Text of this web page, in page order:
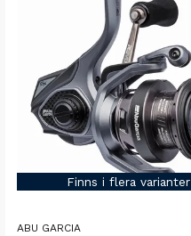
Finns i flera varianter
ABU GARCIA